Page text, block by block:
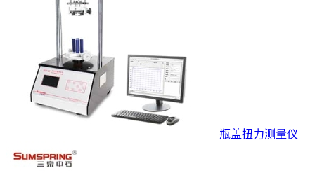
瓶盖扭力测量仪